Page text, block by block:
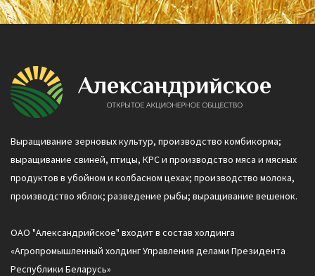
Выращивание зерновых культур, производство комбикорма;
выращивание свиней, птицы, КРС и производство мяса и мясных
продуктов в убойном и колбасном цехах; производство молока,
производство яблок; разведение рыбы; выращивание вешенок.
ОАО "Александрийское" входит в состав холдинга
«Агропромышленный холдинг Управления делами Президента
Республики Беларусь»